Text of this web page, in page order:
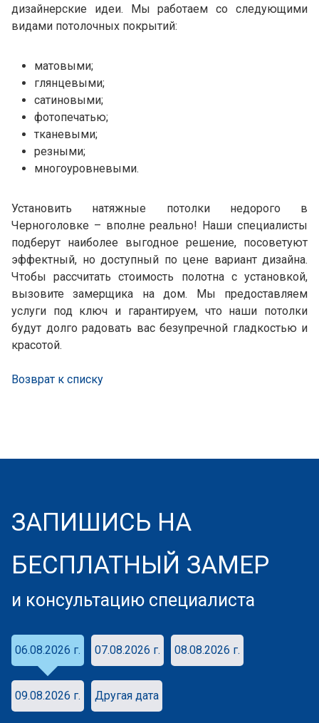
дизайнерские идеи. Мы работаем со следующими
видами потолочных покрытий:
матовыми;
глянцевыми;
сатиновыми;
фотопечатью;
тканевыми;
резными;
многоуровневыми.
Установить натяжные потолки недорого в
Черноголовке – вполне реально! Наши специалисты
подберут наиболее выгодное решение, посоветуют
эффектный, но доступный по цене вариант дизайна.
Чтобы рассчитать стоимость полотна с установкой,
вызовите замерщика на дом. Мы предоставляем
услуги под ключ и гарантируем, что наши потолки
будут долго радовать вас безупречной гладкостью и
красотой.
Возврат к списку
ЗАПИШИСЬ НА
БЕСПЛАТНЫЙ ЗАМЕР
и консультацию специалиста
06.08.2026 г. 07.08.2026 г. 08.08.2026 г.
09.08.2026 г. Другая дата